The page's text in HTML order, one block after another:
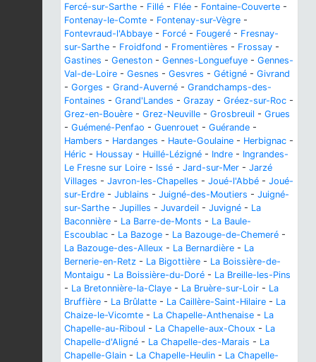
Fercé-sur-Sarthe - Fillé - Flée - Fontaine-Couverte -
Fontenay-le-Comte - Fontenay-sur-Vègre -
Fontevraud-l'Abbaye - Forcé - Fougeré - Fresnay-
sur-Sarthe - Froidfond - Fromentières - Frossay -
Gastines - Geneston - Gennes-Longuefuye - Gennes-
Val-de-Loire - Gesnes - Gesvres - Gétigné - Givrand
- Gorges - Grand-Auverné - Grandchamps-des-
Fontaines - Grand'Landes - Grazay - Gréez-sur-Roc -
Grez-en-Bouère - Grez-Neuville - Grosbreuil - Grues
- Guémené-Penfao - Guenrouet - Guérande -
Hambers - Hardanges - Haute-Goulaine - Herbignac -
Héric - Houssay - Huillé-Lézigné - Indre - Ingrandes-
Le Fresne sur Loire - Issé - Jard-sur-Mer - Jarzé
Villages - Javron-les-Chapelles - Joué-l'Abbé - Joué-
sur-Erdre - Jublains - Juigné-des-Moutiers - Juigné-
sur-Sarthe - Jupilles - Juvardeil - Juvigné - La
Baconnière - La Barre-de-Monts - La Baule-
Escoublac - La Bazoge - La Bazouge-de-Chemeré -
La Bazouge-des-Alleux - La Bernardière - La
Bernerie-en-Retz - La Bigottière - La Boissière-de-
Montaigu - La Boissière-du-Doré - La Breille-les-Pins
- La Bretonnière-la-Claye - La Bruère-sur-Loir - La
Bruffière - La Brûlatte - La Caillère-Saint-Hilaire - La
Chaize-le-Vicomte - La Chapelle-Anthenaise - La
Chapelle-au-Riboul - La Chapelle-aux-Choux - La
Chapelle-d'Aligné - La Chapelle-des-Marais - La
Chapelle-Glain - La Chapelle-Heulin - La Chapelle-